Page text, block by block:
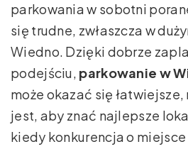
parkowania w sobotni
się trudne, zwłaszcza w
Wiedno. Dzięki dobrze
podejściu, parkowanie w
może okazać się łatwiejsze,
jest, aby znać najlepsze
kiedy konkurencja o